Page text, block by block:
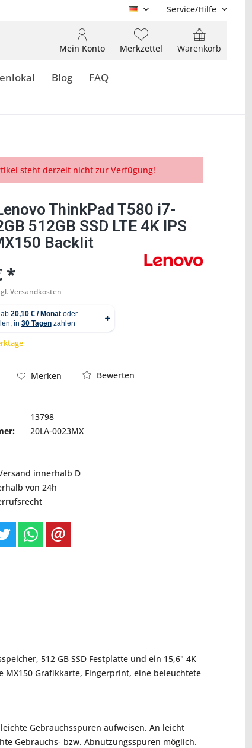
DE Service/Hilfe
Warenkorb
Merkzettel
Mein Konto
Blog FAQ
steht derzeit nicht zur Verfügung!
ThinkPad T580 i7-
512GB SSD LTE 4K IPS
Backlit
*
Versandkosten
Merken
Bewerten
13798
20LA-0023MX
innerhalb D
von 24h
512 GB SSD Festplatte und ein 15,6" 4K
MX150 Grafikkarte, Fingerprint, eine beleuchtete
Gebrauchsspuren aufweisen. An leicht
Gebrauchs- bzw. Abnutzungsspuren möglich.